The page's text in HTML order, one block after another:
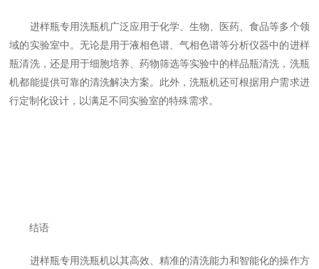
进样瓶专用洗瓶机广泛应用于化学、生物、医药、食品等多个领
域的实验室中。无论是用于液相色谱、气相色谱等分析仪器中的进样
瓶清洗，还是用于细胞培养、药物筛选等实验中的样品瓶清洗，洗瓶
机都能提供可靠的清洗解决方案。此外，洗瓶机还可根据用户需求进
行定制化设计，以满足不同实验室的特殊需求。
结语
进样瓶专用洗瓶机以其高效、精准的清洗能力和智能化的操作方